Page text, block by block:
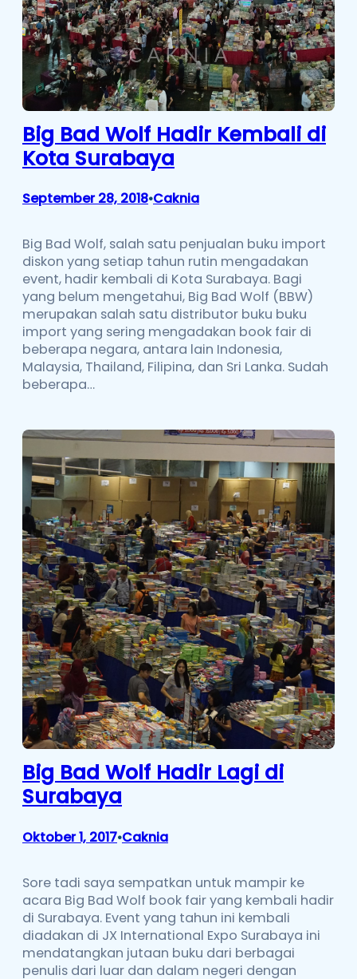
Big Bad Wolf Hadir Kembali di
Kota Surabaya
September 28, 2018•Caknia
Big Bad Wolf, salah satu penjualan buku import
diskon yang setiap tahun rutin mengadakan
event, hadir kembali di Kota Surabaya. Bagi
yang belum mengetahui, Big Bad Wolf (BBW)
merupakan salah satu distributor buku buku
import yang sering mengadakan book fair di
beberapa negara, antara lain Indonesia,
Malaysia, Thailand, Filipina, dan Sri Lanka. Sudah
beberapa…
Big Bad Wolf Hadir Lagi di
Surabaya
Oktober 1, 2017•Caknia
Sore tadi saya sempatkan untuk mampir ke
acara Big Bad Wolf book fair yang kembali hadir
di Surabaya. Event yang tahun ini kembali
diadakan di JX International Expo Surabaya ini
mendatangkan jutaan buku dari berbagai
penulis dari luar dan dalam negeri dengan